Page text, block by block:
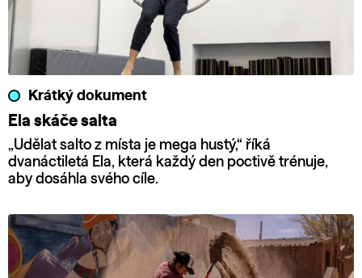
Krátký dokument
Ela skáče salta
„Udělat salto z místa je mega hustý,“ říká
dvanáctiletá Ela, která každý den poctivě trénuje,
aby dosáhla svého cíle.